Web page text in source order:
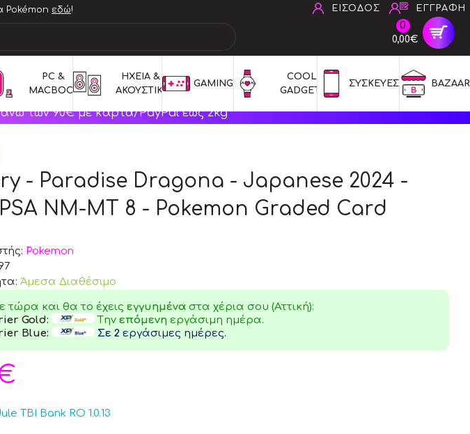
Pokémon εδώ! ΕΙΣΟΔΟΣ ΕΓΓΡΑΦΗ
0
0,00€
PC &
MACBOOK
ΗΧΕΙΑ &
ΑΚΟΥΣΤΙΚΑ
GAMING
COOL
GADGETS
ΣΥΣΚΕΥΕΣ BAZAAR
των 90€ με κάρτα/PayPal έως 2kg
- Paradise Dragona - Japanese 2024 -
NM-MT 8 - Pokemon Graded Card
Pokemon
Άμεσα Διαθέσιμο
τώρα και θα το έχεις εγγυημέναστα χέρια σου (Αττική):
Gold:
Tηνεπόμενη εργάσιμη ημέρα.
Blue:
Σε 2 εργάσιμες ημέρες.